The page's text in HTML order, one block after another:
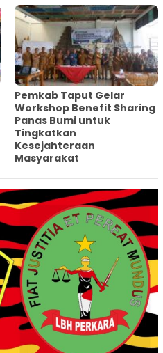
Pemkab Taput Gelar
Workshop Benefit Sharing
Panas Bumi untuk
Tingkatkan
Kesejahteraan
Masyarakat